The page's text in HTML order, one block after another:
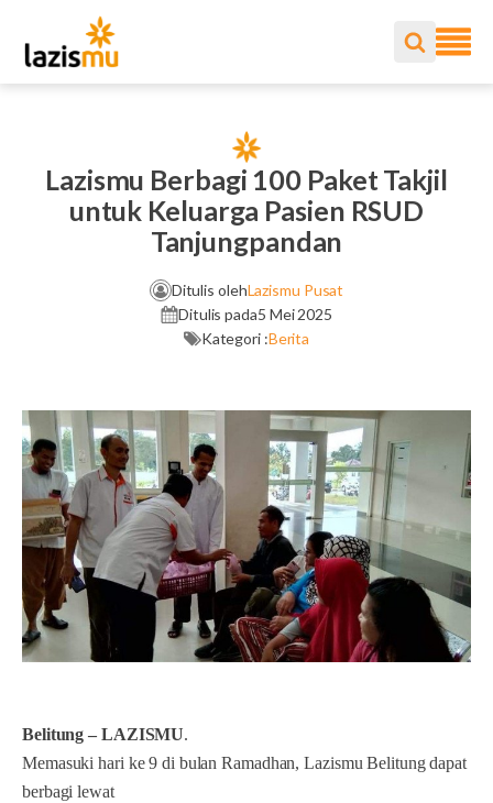
Lazismu Berbagi 100 Paket Takjil
untuk Keluarga Pasien RSUD
Tanjungpandan
Ditulis olehLazismu Pusat
Ditulis pada5 Mei 2025
Kategori :Berita
Belitung – LAZISMU.
Memasuki hari ke 9 di bulan Ramadhan, Lazismu Belitung dapat
berbagi lewat